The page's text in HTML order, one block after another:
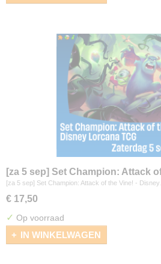
[za 5 sep] Set Champion: Attack
Lorcana
[za 5 sep] Set Champion: Attack of the Vine! -
€ 17,50
✓ Op voorraad
IN WINKELWAGEN